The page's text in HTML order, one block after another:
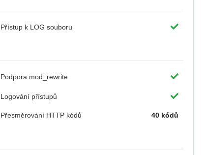
Přístup k LOG souboru
Podpora mod_rewrite
Logování přístupů
Přesměrování HTTP kódů 40 kódů